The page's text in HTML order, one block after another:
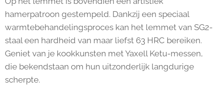
hamerpatroon gestempeld. Dankzij een speciaal
warmtebehandelingsproces kan het lemmet van SG2-
staal een hardheid van maar liefst 63 HRC bereiken.
Geniet van je kookkunsten met Yaxell Ketu-messen,
die bekendstaan om hun uitzonderlijk langdurige
scherpte.